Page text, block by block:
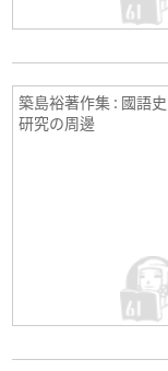
築島裕著作集 : 國語史
研究の周邊